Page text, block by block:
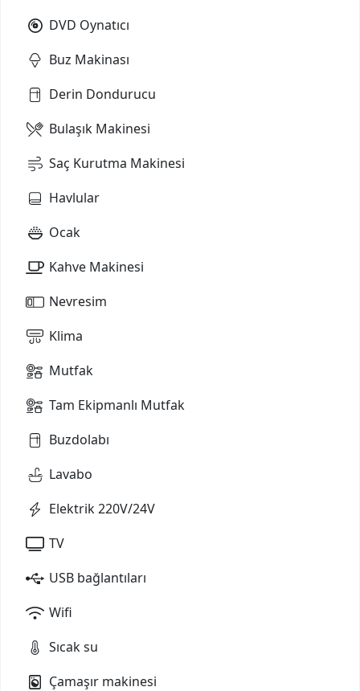
DVD Oynatıcı
Buz Makinası
Derin Dondurucu
Bulaşık Makinesi
Saç Kurutma Makinesi
Havlular
Ocak
Kahve Makinesi
Nevresim
Klima
Mutfak
Tam Ekipmanlı Mutfak
Buzdolabı
Lavabo
Elektrik 220V/24V
TV
USB bağlantıları
Wifi
Sıcak su
Çamaşır makinesi